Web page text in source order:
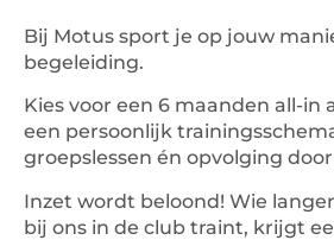
Bij Motus sport je op jouw
begeleiding.
Kies voor een 6 maanden all-
een persoonlijk
groepslessen én opvolging
Inzet wordt beloond! Wie
bij ons in de club traint, krijgt